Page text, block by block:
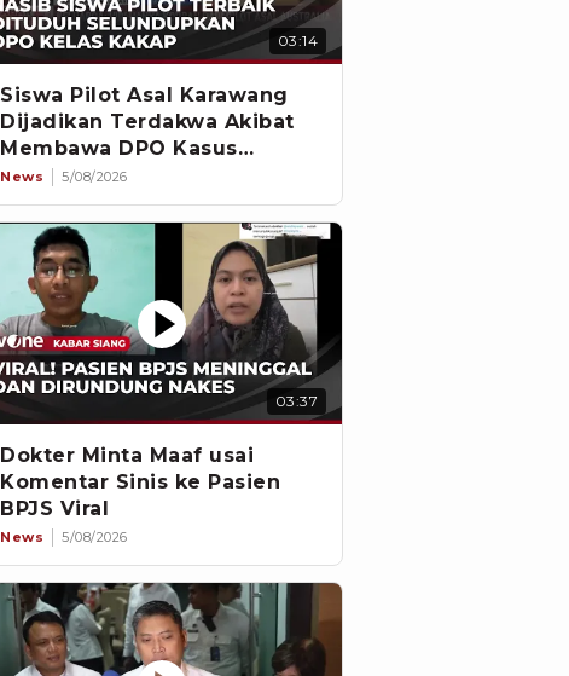
03:14
Siswa Pilot Asal Karawang
Dijadikan Terdakwa Akibat
Membawa DPO Kasus
Pembunuhan
News 5/08/2026
03:37
Dokter Minta Maaf usai
Komentar Sinis ke Pasien
BPJS Viral
News 5/08/2026